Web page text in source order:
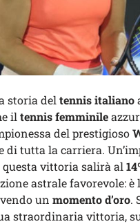
storia del tennis italiano
il tennis femminile
del prestigioso
di tutta la carriera.
vittoria salirà al
astrale favorevole:
un momento d’oro.
straordinaria vittoria,